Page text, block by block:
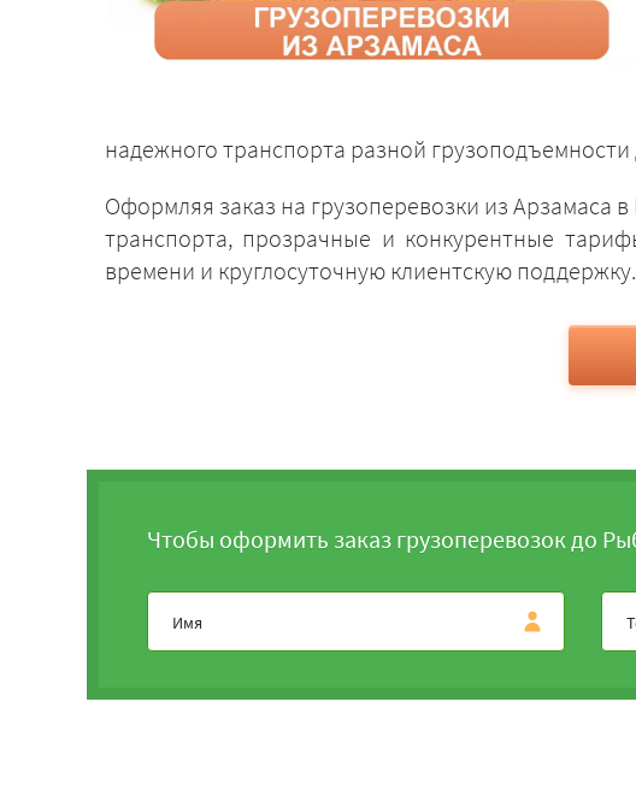
надежного транспорта разной грузоподъемности
Оформляя заказ на грузоперевозки из Арзамаса
транспорта, прозрачные и конкурентные
времени и круглосуточную клиентскую поддержку.
Чтобы оформить заказ грузоперевозок до